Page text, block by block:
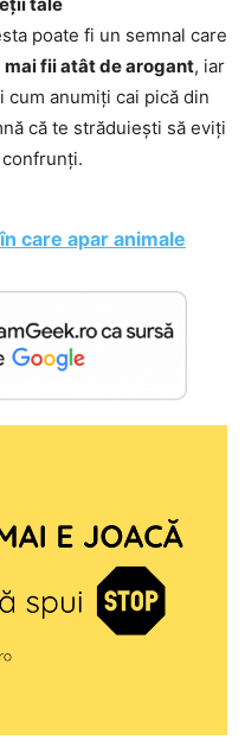
poate fi un semnal care
mai fii atât de arogant, iar
anumiți cai pică din
că te străduiești să eviți
care apar animale